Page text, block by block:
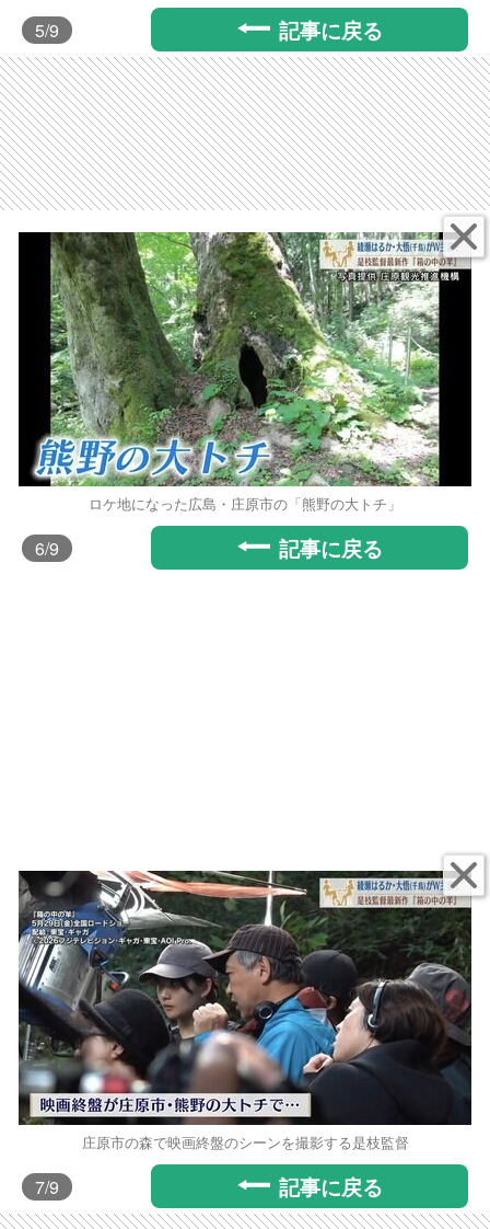
5/9 記事に戻る
ロケ地になった広島・庄原市の「熊野の大トチ」
6/9 記事に戻る
庄原市の森で映画終盤のシーンを撮影する是枝監督
7/9 記事に戻る